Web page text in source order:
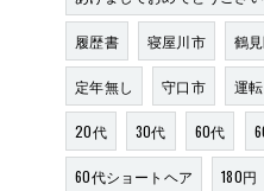
履歴書 寝屋川市 鶴
定年無し 守口市 運
20代 30代 60代
60代ショートヘア 180円